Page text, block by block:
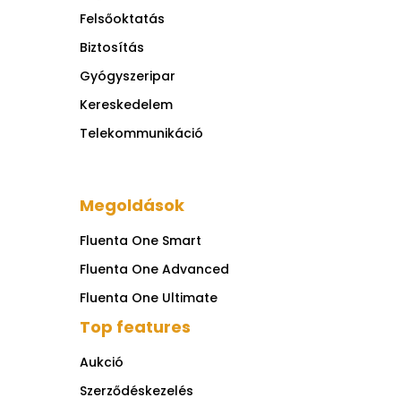
Felsőoktatás
Biztosítás
Gyógyszeripar
Kereskedelem
Telekommunikáció
Megoldások
Fluenta One Smart
Fluenta One Advanced
Fluenta One Ultimate
Top features
Aukció
Szerződéskezelés